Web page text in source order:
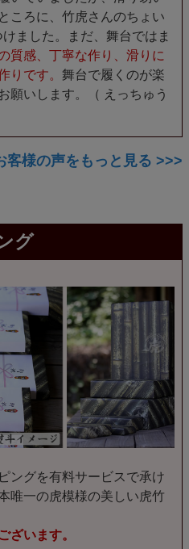
ころに、竹虎さんのちょい
ました。まだ、舞台ではま
質感、丁寧な作り、滑りに
りです。 舞台で履くのが楽
願いします。（ えっちゅう
客様の声をもっと見る >>>
グ
ングを有料サービスで承け
唯一の虎模様の美しい虎竹
ざいます。